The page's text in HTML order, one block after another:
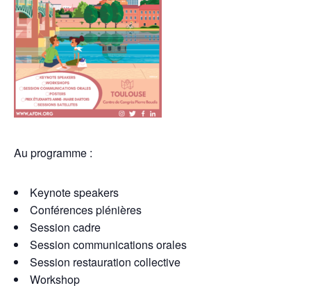
Au programme :
Keynote speakers
Conférences plénières
Session cadre
Session communications orales
Session restauration collective
Workshop